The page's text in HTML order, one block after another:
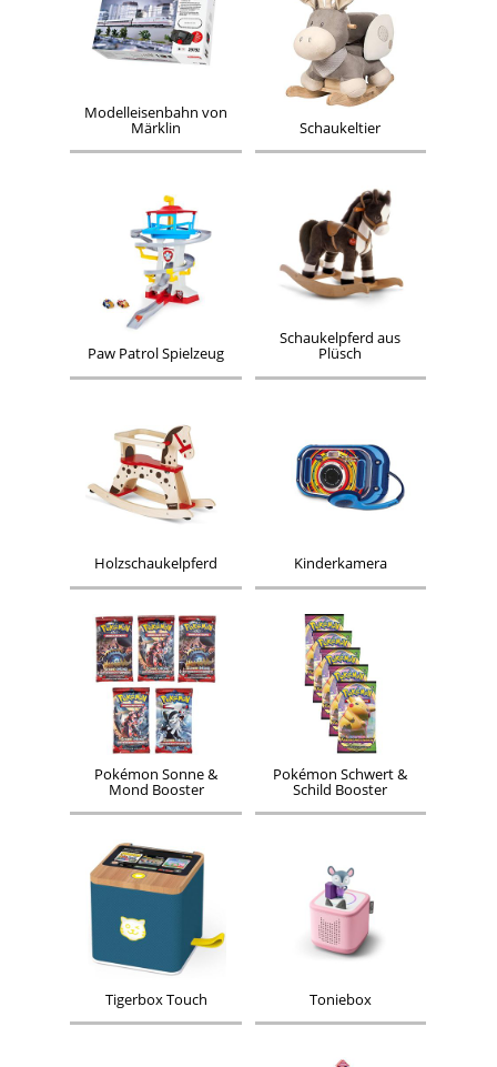
Modelleisenbahn von
Märklin
Schaukeltier
Paw Patrol Spielzeug
Schaukelpferd aus
Plüsch
Holzschaukelpferd Kinderkamera
Pokémon Sonne &
Mond Booster
Pokémon Schwert &
Schild Booster
Tigerbox Touch Toniebox